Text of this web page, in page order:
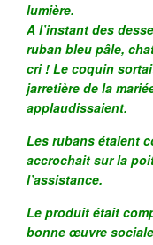
lumière.
A l’instant des
ruban bleu pâle,
cri ! Le coquin
jarretière de la
applaudissaient.
Les rubans étaient
accrochait sur la
l’assistance.
Le produit était
bonne œuvre